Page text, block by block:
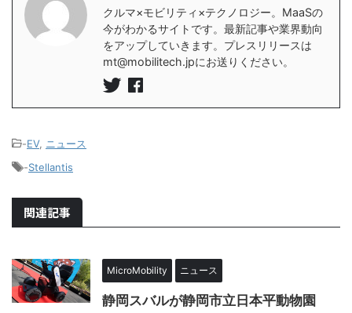
クルマ×モビリティ×テクノロジー。MaaSの
今がわかるサイトです。最新記事や業界動向
をアップしていきます。プレスリリースは
mt@mobilitech.jpにお送りください。
-EV, ニュース
-Stellantis
関連記事
MicroMobility ニュース
静岡スバルが静岡市立日本平動物園